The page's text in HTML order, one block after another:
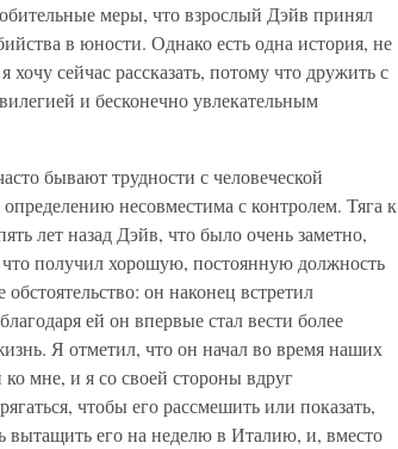
меры, что взрослый Дэйв принял
в юности. Однако есть одна история, не
сейчас рассказать, потому что дружить с
и бесконечно увлекательным
бывают трудности с человеческой
несовместима с контролем. Тяга к
лет назад Дэйв, что было очень заметно,
что получил хорошую, постоянную должность
он наконец встретил
ей он впервые стал вести более
Я отметил, что он начал во время наших
мне, и я со своей стороны вдруг
чтобы его рассмешить или показать,
вытащить его на неделю в Италию, и, вместо